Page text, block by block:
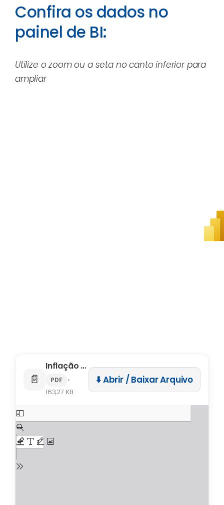
Confira os dados no
painel de BI:
Utilize o zoom ou a seta no canto inferior para
ampliar
📄
Inflação continua crescendo, mas em ritmo menor no mês de março
PDF
•
163,27 KB
⬇️ Abrir / Baixar Arquivo